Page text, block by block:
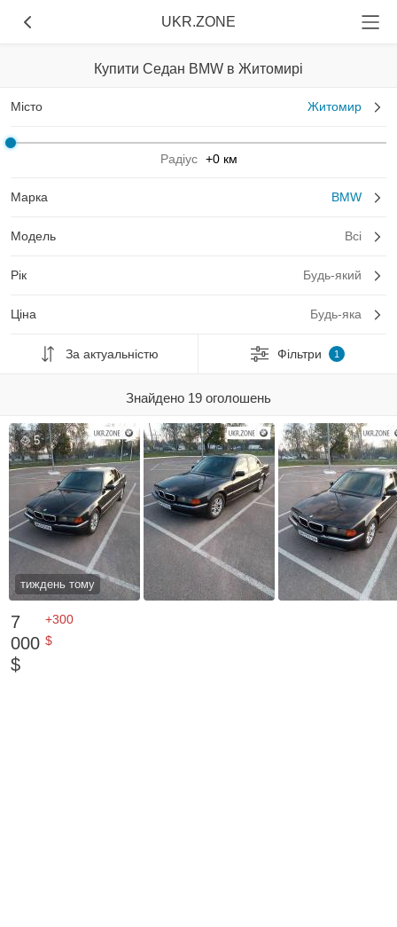
UKR.ZONE
Купити Седан BMW в Житомирі
Місто Житомир
Радіус +0 км
Марка BMW
Модель Всі
Рік Будь-який
Ціна Будь-яка
За актуальністю Фільтри 1
Знайдено 19 оголошень
5
тиждень тому
7
000
$
+300
$